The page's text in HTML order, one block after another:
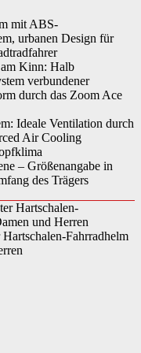
mit ABS-
urbanen Design für
Kinn: Halb
verbundener
durch das Zoom Ace
Ideale Ventilation durch
Air Cooling
– Größenangabe in
des Trägers
Fahrradhelm